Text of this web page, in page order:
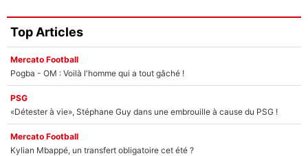
Top Articles
Mercato Football
Pogba - OM : Voilà l'homme qui a tout gâché !
PSG
«Détester à vie», Stéphane Guy dans une embrouille à cause du PSG !
Mercato Football
Kylian Mbappé, un transfert obligatoire cet été ?